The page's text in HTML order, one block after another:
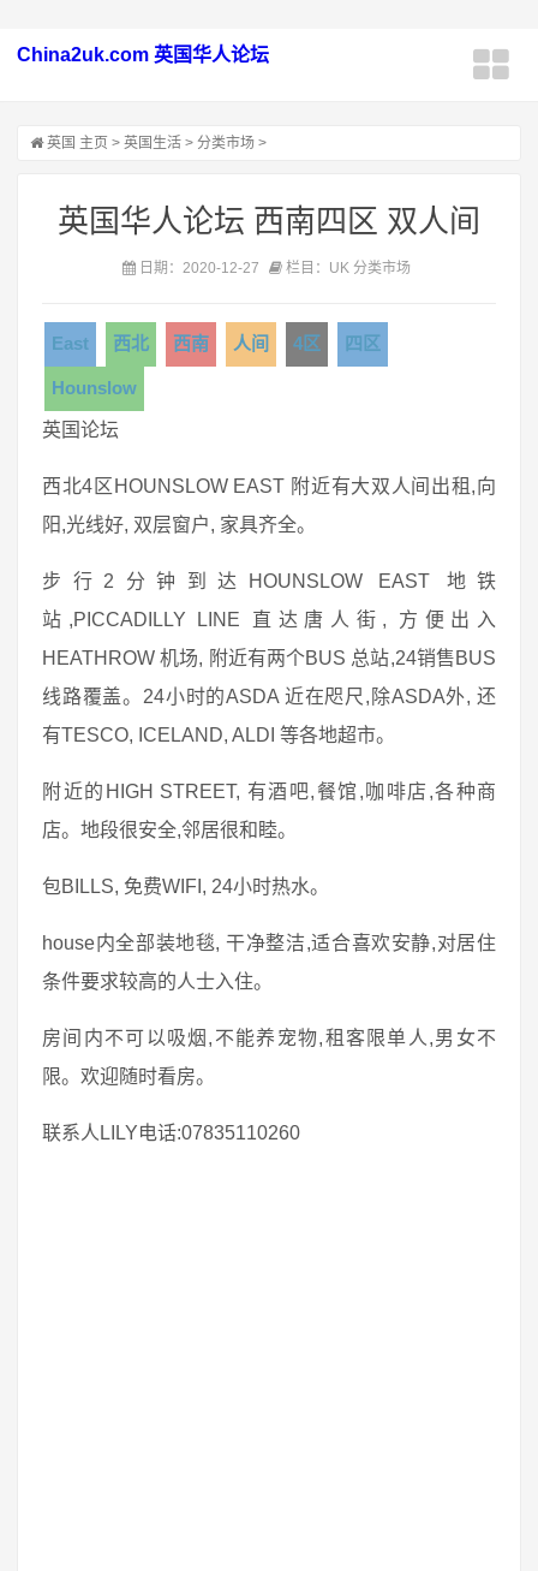
China2uk.com 英国华人论坛
英国 主页 > 英国生活 > 分类市场 >
英国华人论坛 西南四区 双人间
日期：2020-12-27 栏目：UK 分类市场
East 西北 西南 人间 4区 四区
Hounslow
英国论坛
西北4区HOUNSLOW EAST 附近有大双人间出租,向
阳,光线好, 双层窗户, 家具齐全。
步行2分钟到达HOUNSLOW EAST 地铁
站,PICCADILLY LINE 直达唐人街, 方便出入
HEATHROW 机场, 附近有两个BUS 总站,24销售BUS
线路覆盖。24小时的ASDA 近在咫尺,除ASDA外, 还
有TESCO, ICELAND, ALDI 等各地超市。
附近的HIGH STREET, 有酒吧,餐馆,咖啡店,各种商
店。地段很安全,邻居很和睦。
包BILLS, 免费WIFI, 24小时热水。
house内全部装地毯, 干净整洁,适合喜欢安静,对居住
条件要求较高的人士入住。
房间内不可以吸烟,不能养宠物,租客限单人,男女不
限。欢迎随时看房。
联系人LILY电话:07835110260